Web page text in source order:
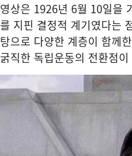
영상은 1926년 6월 10일을
를 지핀 결정적 계기였다는
탕으로 다양한 계층이 함께
굵직한 독립운동의 전환점